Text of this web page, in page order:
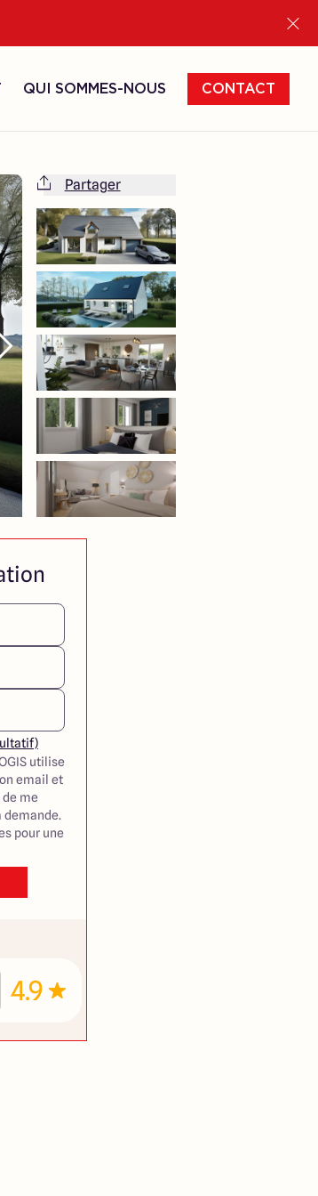
QUI SOMMES-NOUS CONTACT
Cette maison est totalement adaptable
à vos envies et besoins
Partager
utilise
email et
de me
pour une
4.9